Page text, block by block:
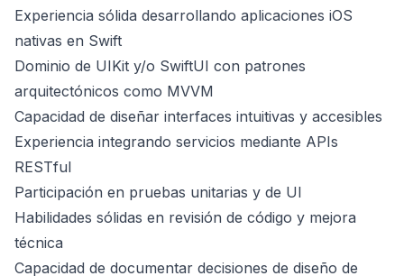
Experiencia sólida desarrollando aplicaciones iOS
nativas en Swift
Dominio de UIKit y/o SwiftUI con patrones
arquitectónicos como MVVM
Capacidad de diseñar interfaces intuitivas y accesibles
Experiencia integrando servicios mediante APIs
RESTful
Participación en pruebas unitarias y de UI
Habilidades sólidas en revisión de código y mejora
técnica
Capacidad de documentar decisiones de diseño de